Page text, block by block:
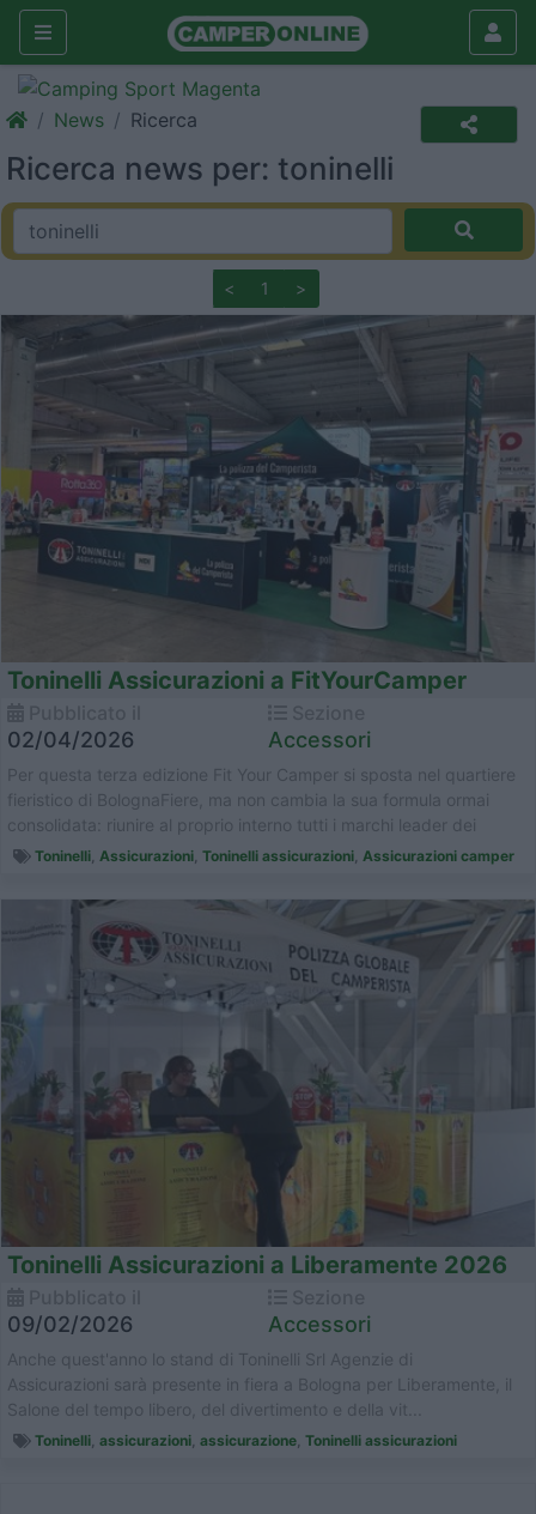
News Ricerca
Ricerca news per: toninelli
< 1 >
Toninelli Assicurazioni a FitYourCamper
02/04/2026 Accessori
Per questa terza edizione Fit Your Camper si sposta nel quartiere
fieristico di BolognaFiere, ma non cambia la sua formula ormai
consolidata: riunire al proprio interno tutti i marchi leader dei
setto...Toninelli Assicurazioni Toninelli assicurazioni Assicurazioni camper
Toninelli Assicurazioni a Liberamente 2026
09/02/2026 Accessori
Anche quest'anno lo stand di Toninelli Srl Agenzie di
Assicurazioni sarà presente in fiera a Bologna per Liberamente, il
Salone del tempo libero, del divertimento e della vit...
Toninelli assicurazioni assicurazione Toninelli assicurazioni